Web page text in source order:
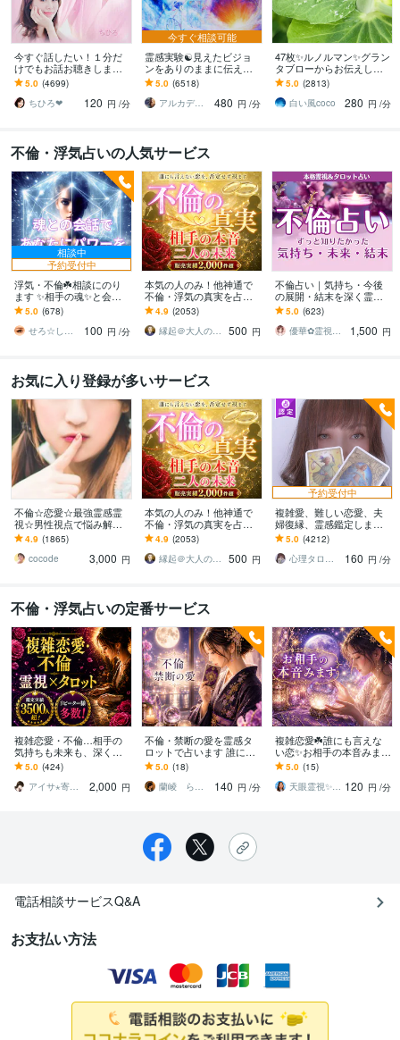
今すぐ話したい！１分だ
けでもお話お聴きします
秘密でも、悩みでも、甘
えたいな～でも何でもOK
です♪
5.0 (4699)
ちひろ❤
120 円 /分
今すぐ相談可能
霊感実験☯️見えたビジョ
ンをありのままに伝えま
す ♦️霊感✨気の流れ☘️タロ
ット 見えた映像を具体
的に伝えます
5.0 (6518)
アルカディア
480 円 /分
47枚✨ルノルマン✨グラン
タブローからお伝えしま
す ☪️恋愛・仕事・人間関
係✨ルノルマン1度試して
みませんか✡️
5.0 (2813)
白い風coco
280 円 /分
不倫・浮気占いの人気サービス
相談中
予約受付中
浮気・不倫☘️相談にのり
ます ✨相手の魂✨と会話
をしてあなたにお伝えし
ます⭐️
5.0 (678)
せろ☆しあり
100 円 /分
本気の人のみ！他神通で
不倫・浮気の真実を占い
ます 不倫・W不倫・浮気
など複雑恋愛の専門家に
よる究極霊視鑑定
4.9 (2053)
縁起＠大人の恋愛占い師
500 円
不倫占い｜気持ち・今後
の展開・結末を深く霊視
します 占うだけでなく、
具体的な行動アドバイス
まで丁寧にお伝えします
5.0 (623)
優華✿霊視で導く癒やしの恋占い師
1,500 円
お気に入り登録が多いサービス
不倫☆恋愛☆最強霊感霊
視☆男性視点で悩み解決
します 彼のホントの気持
を霊視で読解き あなた
のモヤモヤを解決します
4.9 (1865)
cocode
3,000 円
本気の人のみ！他神通で
不倫・浮気の真実を占い
ます 不倫・W不倫・浮気
など複雑恋愛の専門家に
よる究極霊視鑑定
4.9 (2053)
縁起＠大人の恋愛占い師
500 円
予約受付中
複雑愛、難しい恋愛、夫
婦復縁、霊感鑑定します
鑑定中に癒しの声で波動
を整え、変化と成就をサ
ポートします
5.0 (4212)
心理タロット 愛乃巫奏（アムールのぶえ）
160 円 /分
不倫・浮気占いの定番サービス
複雑恋愛・不倫…相手の
気持ちも未来も、深く占
います 彼の本音、今後の
本音◆何が障害か◆奥様
への本音◆霊視タロット
5.0 (424)
アイサ⋆寄り添い士
2,000 円
不倫・禁断の愛を霊感タ
ロットで占います 誰にも
言えない恋愛の行方を詳
しく鑑定します
5.0 (18)
蘭崚 らんりょう 魂のタロットマスター
140 円 /分
複雑恋愛☘️誰にも言えな
い恋✨お相手の本音みます
お相手の本音を霊視とカ
ードで深掘りします。
5.0 (15)
天眼霊視✨なな 120 円 /分
電話相談サービスQ&A
お支払い方法